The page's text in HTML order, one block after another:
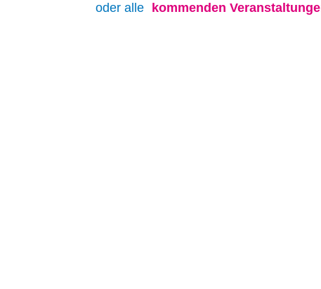
oder alle
kommenden